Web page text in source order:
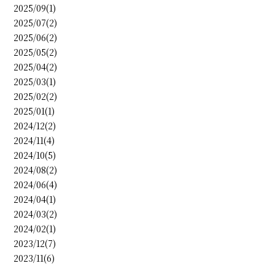
2025/09(1)
2025/07(2)
2025/06(2)
2025/05(2)
2025/04(2)
2025/03(1)
2025/02(2)
2025/01(1)
2024/12(2)
2024/11(4)
2024/10(5)
2024/08(2)
2024/06(4)
2024/04(1)
2024/03(2)
2024/02(1)
2023/12(7)
2023/11(6)